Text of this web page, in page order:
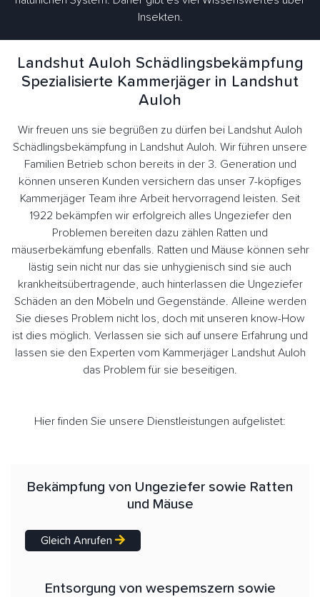
Insekten.
Landshut Auloh Schädlingsbekämpfung
Spezialisierte Kammerjäger in Landshut
Auloh
Wir freuen uns sie begrüßen zu dürfen bei Landshut Auloh
Schädlingsbekämpfung in Landshut Auloh. Wir führen unsere
Familien Betrieb schon bereits in der 3. Generation und
können unseren Kunden versichern das unser 7-köpfiges
Kammerjäger Team ihre Arbeit hervorragend leisten. Seit
1922 bekämpfen wir erfolgreich alles Ungeziefer den
Problemen bereiten dazu zählen Ratten und
mäuserbekämfung ebenfalls. Ratten und Mäuse können sehr
lästig sein nicht nur das sie unhygienisch sind sie auch
krankheitsübertragende, auch hinterlassen die Ungeziefer
Schäden an den Möbeln und Gegenstände. Alleine werden
Sie dieses Problem nicht los, doch mit unseren know-How
ist dies möglich. Verlassen sie sich auf unsere Erfahrung und
lassen sie den Experten vom Kammerjäger Landshut Auloh
das Problem für sie beseitigen.
Hier finden Sie unsere Dienstleistungen aufgelistet:
Bekämpfung von Ungeziefer sowie Ratten
und Mäuse
Gleich Anrufen
Entsorgung von wespemszern sowie